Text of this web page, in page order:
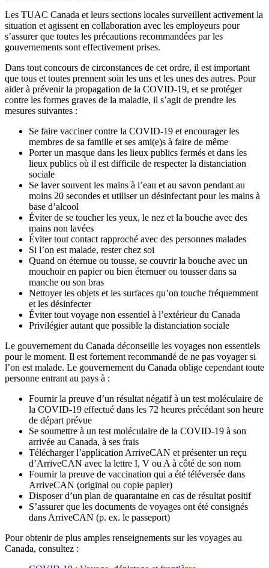
Les TUAC Canada et leurs sections locales surveillent activement la
situation et agissent en collaboration avec les employeurs pour
s’assurer que toutes les précautions recommandées par les
gouvernements sont effectivement prises.
Dans tout concours de circonstances de cet ordre, il est important
que tous et toutes prennent soin les uns et les unes des autres. Pour
aider à prévenir la propagation de la COVID-19, et se protéger
contre les formes graves de la maladie, il s’agit de prendre les
mesures suivantes :
Se faire vacciner contre la COVID-19 et encourager les
membres de sa famille et ses ami(e)s à faire de même
Porter un masque dans les lieux publics fermés et dans les
lieux publics où il est difficile de respecter la distanciation
sociale
Se laver souvent les mains à l’eau et au savon pendant au
moins 20 secondes et utiliser un désinfectant pour les mains à
base d’alcool
Éviter de se toucher les yeux, le nez et la bouche avec des
mains non lavées
Éviter tout contact rapproché avec des personnes malades
Si l’on est malade, rester chez soi
Quand on éternue ou tousse, se couvrir la bouche avec un
mouchoir en papier ou bien éternuer ou tousser dans sa
manche ou son bras
Nettoyer les objets et les surfaces qu’on touche fréquemment
et les désinfecter
Éviter tout voyage non essentiel à l’extérieur du Canada
Privilégier autant que possible la distanciation sociale
Le gouvernement du Canada déconseille les voyages non essentiels
pour le moment. Il est fortement recommandé de ne pas voyager si
l’on est malade. Le gouvernement du Canada oblige cependant toute
personne entrant au pays à :
Fournir la preuve d’un résultat négatif à un test moléculaire de
la COVID-19 effectué dans les 72 heures précédant son heure
de départ prévue
Se soumettre à un test moléculaire de la COVID-19 à son
arrivée au Canada, à ses frais
Télécharger l’application ArriveCAN et présenter un reçu
d’ArriveCAN avec la lettre I, V ou A à côté de son nom
Fournir la preuve de vaccination qui a été téléversée dans
ArriveCAN (original ou copie papier)
Disposer d’un plan de quarantaine en cas de résultat positif
S’assurer que les documents de voyages ont été consignés
dans ArriveCAN (p. ex. le passeport)
Pour obtenir de plus amples renseignements sur les voyages au
Canada, consultez :